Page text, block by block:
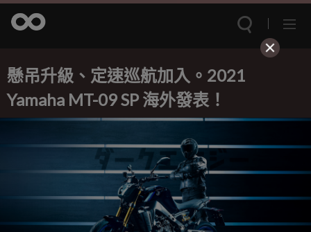
懸吊升級、定速巡航加入。2021
Yamaha MT-09 SP 海外發表！